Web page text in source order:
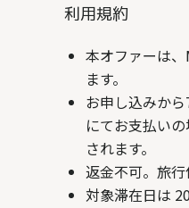
利用規約
本オファーは
ます。
お申し込みか
にてお支払い
されます。
返金不可。旅行
対象滞在日は